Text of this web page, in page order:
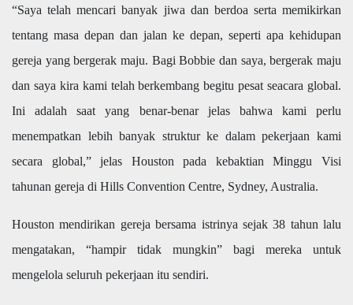
“Saya telah mencari banyak jiwa dan berdoa serta memikirkan
tentang masa depan dan jalan ke depan, seperti apa kehidupan
gereja yang bergerak maju. Bagi Bobbie dan saya, bergerak maju
dan saya kira kami telah berkembang begitu pesat seacara global.
Ini adalah saat yang benar-benar jelas bahwa kami perlu
menempatkan lebih banyak struktur ke dalam pekerjaan kami
secara global,” jelas Houston pada kebaktian Minggu Visi
tahunan gereja di Hills Convention Centre, Sydney, Australia.
Houston mendirikan gereja bersama istrinya sejak 38 tahun lalu
mengatakan, “hampir tidak mungkin” bagi mereka untuk
mengelola seluruh pekerjaan itu sendiri.